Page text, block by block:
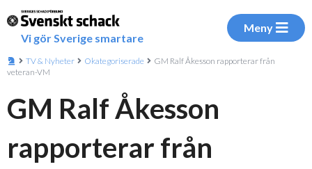
Vi gör Sverige smartare
Meny
TV & Nyheter Okategoriserade
GM Ralf Åkesson rapporterar från
veteran-VM
GM Ralf Åkesson
rapporterar från